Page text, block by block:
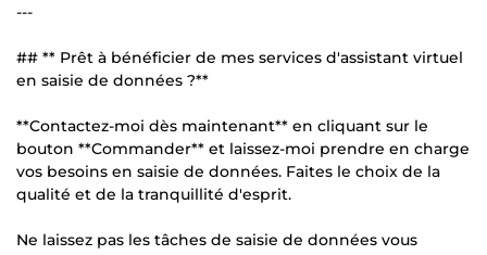
---
## ** Prêt à bénéficier de mes services d'assistant virtuel
en saisie de données ?**
**Contactez-moi dès maintenant** en cliquant sur le
bouton **Commander** et laissez-moi prendre en charge
vos besoins en saisie de données. Faites le choix de la
qualité et de la tranquillité d'esprit.
Ne laissez pas les tâches de saisie de données vous